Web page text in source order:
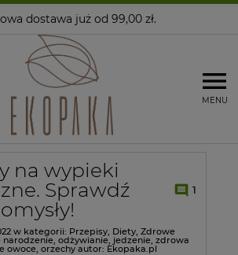
dostawa już od 99,00 zł.
MENU
na wypieki
Sprawdź
1
w kategorii: Przepisy, Diety, Zdrowe
narodzenie, odżywianie, jedzenie, zdrowa
owoce, orzechy autor: Ekopaka.pl